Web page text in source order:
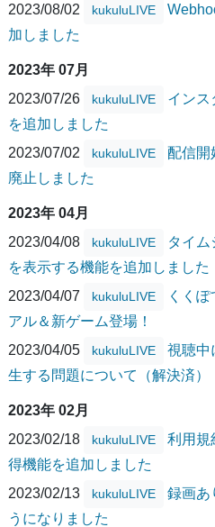
2023/08/02
kukuluLIVE
加しました
2023年 07月
2023/07/26
kukuluLIVE
インス
を追加しました
2023/07/02
kukuluLIVE
配信開
廃止しました
2023年 04月
2023/04/08
kukuluLIVE
タイ
を表示する機能を追加しました
2023/04/07
kukuluLIVE
くく
アル＆新ゲーム登場！
2023/04/05
kukuluLIVE
視聴中
生する問題について（解決済）
2023年 02月
2023/02/18
kukuluLIVE
利用規
得機能を追加しました
2023/02/13
kukuluLIVE
録画あ
うになりました